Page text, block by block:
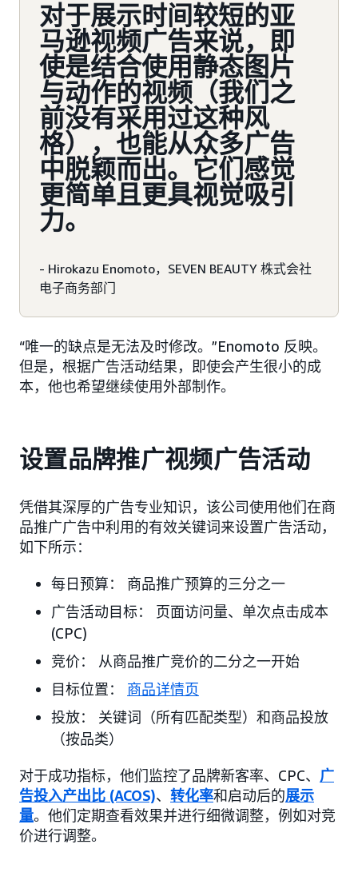
对于展示时间较短的亚
马逊视频广告来说，即
使是结合使用静态图片
与动作的视频（我们之
前没有采用过这种风
格），也能从众多广告
中脱颖而出。它们感觉
更简单且更具视觉吸引
力。
- Hirokazu Enomoto，SEVEN BEAUTY 株式会社
电子商务部门
“唯一的缺点是无法及时修改。”Enomoto 反映。
但是，根据广告活动结果，即使会产生很小的成
本，他也希望继续使用外部制作。
设置品牌推广视频广告活动
凭借其深厚的广告专业知识，该公司使用他们在商
品推广广告中利用的有效关键词来设置广告活动，
如下所示：
每日预算： 商品推广预算的三分之一
广告活动目标： 页面访问量、单次点击成本
(CPC)
竞价： 从商品推广竞价的二分之一开始
目标位置： 商品详情页
投放： 关键词（所有匹配类型）和商品投放
（按品类）
对于成功指标，他们监控了品牌新客率、CPC、 广
告投入产出比 (ACOS)、 转化率和启动后的展示
量。他们定期查看效果并进行细微调整，例如对竞
价进行调整。